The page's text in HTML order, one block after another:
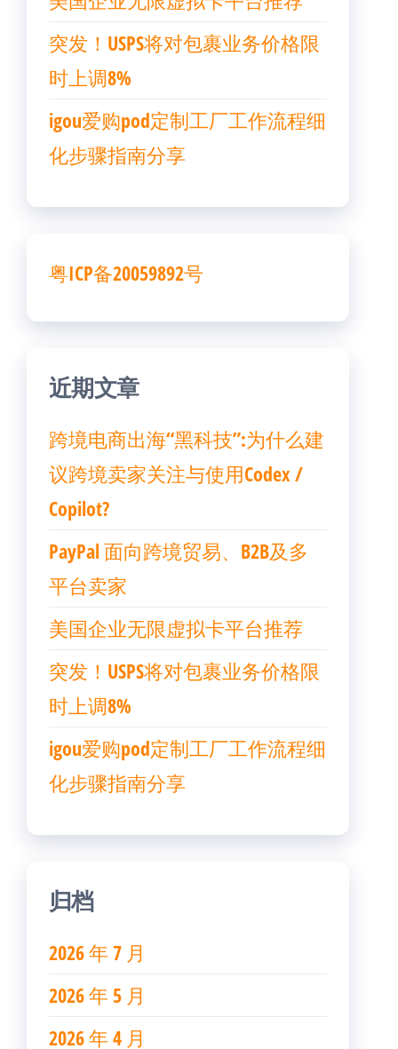
突发！USPS将对包裹业务价格限
时上调8%
igou爱购pod定制工厂工作流程细
化步骤指南分享
粤ICP备20059892号
近期文章
跨境电商出海“黑科技”:为什么建
议跨境卖家关注与使用Codex /
Copilot?
PayPal 面向跨境贸易、B2B及多
平台卖家
美国企业无限虚拟卡平台推荐
突发！USPS将对包裹业务价格限
时上调8%
igou爱购pod定制工厂工作流程细
化步骤指南分享
归档
2026 年 7 月
2026 年 5 月
2026 年 4 月